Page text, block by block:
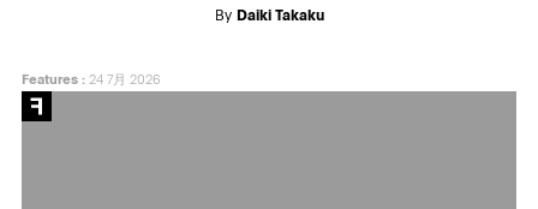
By Daiki Takaku
Features:24 7月 2026